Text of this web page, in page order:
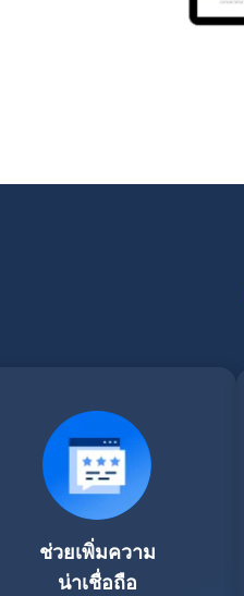
ช่วยเพิ่มความ
น่าเชื่อถือ